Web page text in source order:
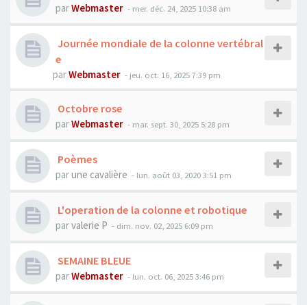
parWebmaster - mer. déc. 24, 2025 10:38 am
Journée mondiale de la colonne vertébral
e
parWebmaster - jeu. oct. 16, 2025 7:39 pm
Octobre rose
parWebmaster - mar. sept. 30, 2025 5:28 pm
Poèmes
parune cavalière - lun. août 03, 2020 3:51 pm
L'operation de la colonne et robotique
parvalerie P - dim. nov. 02, 2025 6:09 pm
SEMAINE BLEUE
parWebmaster - lun. oct. 06, 2025 3:46 pm